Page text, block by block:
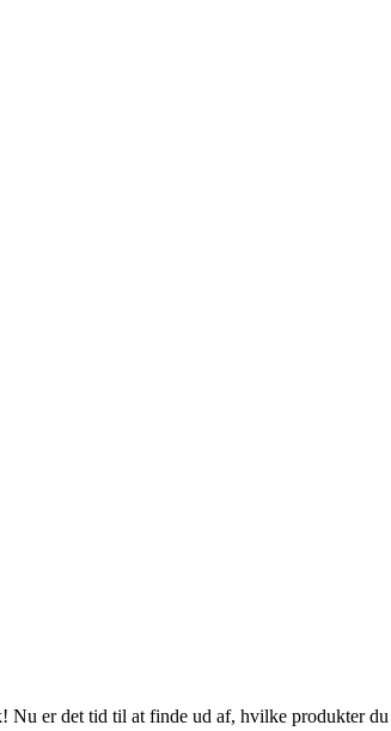
er det tid til at finde ud af, hvilke produkter